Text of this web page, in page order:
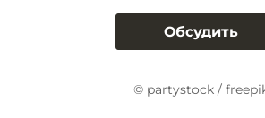
Обсудить
© partystock /